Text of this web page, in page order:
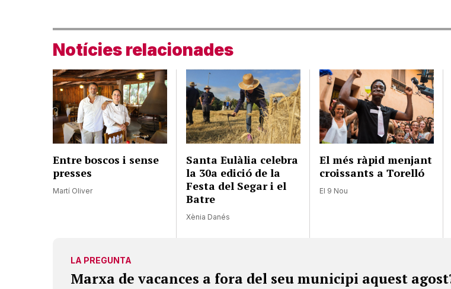
Notícies relacionades
Entre boscos i sense
presses
Martí Oliver
Santa Eulàlia celebra
la 30a edició de la
Festa del Segar i el
Batre
Xènia Danés
El més ràpid menjant
croissants a Torelló
El 9 Nou
LA PREGUNTA
Marxa de vacances a fora del seu municipi aquest